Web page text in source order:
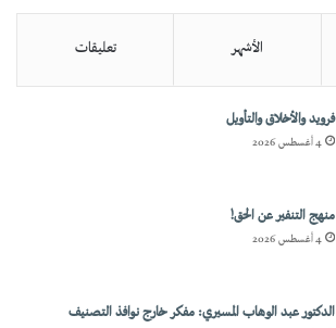
الأشهر تعليقات
فرويد والأخلاق والتأويل
4 أغسطس 2026
منهج التنفير عن الحق!
4 أغسطس 2026
الدكتور عبد الوهاب المسيري: مفكر خارج نوافذ التصنيف